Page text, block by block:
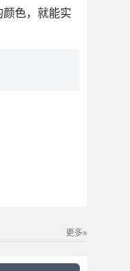
色，就能实
更多»